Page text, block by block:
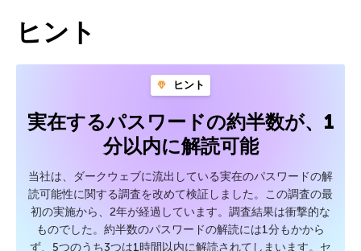
ヒント
ヒント
実在するパスワードの約半数が、1
分以内に解読可能
当社は、ダークウェブに流出している実在のパスワードの解
読可能性に関する調査を改めて検証しました。この調査の最
初の実施から、2年が経過しています。調査結果は衝撃的な
ものでした。約半数のパスワードの解読には1分もかから
ず、5つのうち3つは1時間以内に解読されてしまいます。セ